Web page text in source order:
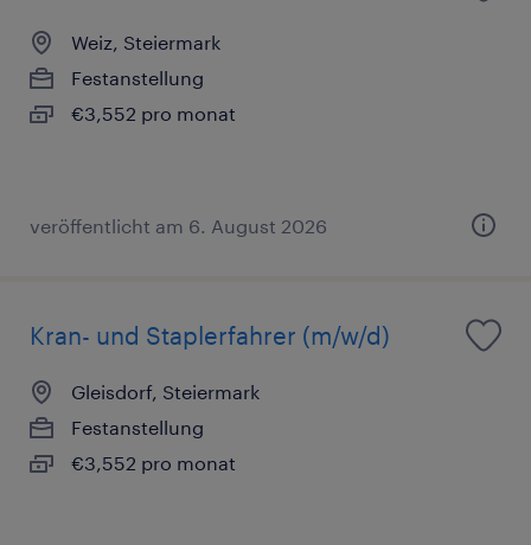
Weiz, Steiermark
Festanstellung
€3,552 pro monat
veröffentlicht am 6. August 2026
Kran- und Staplerfahrer (m/w/d)
Gleisdorf, Steiermark
Festanstellung
€3,552 pro monat